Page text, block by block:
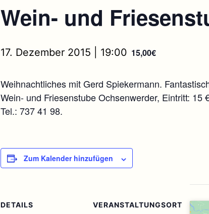
Wein- und
17. Dezember 2015 | 19:00 15,00€
Weihnachtliches mit Gerd Spiekermann.
Wein- und Friesenstube Ochsenwerder, Eintritt: 15
Tel.: 737 41 98.
Zum Kalender hinzufügen
DETAILS
VERANSTALTUNGSORT